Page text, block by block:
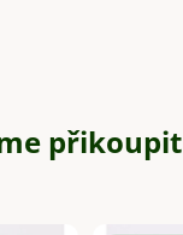
přikoupit